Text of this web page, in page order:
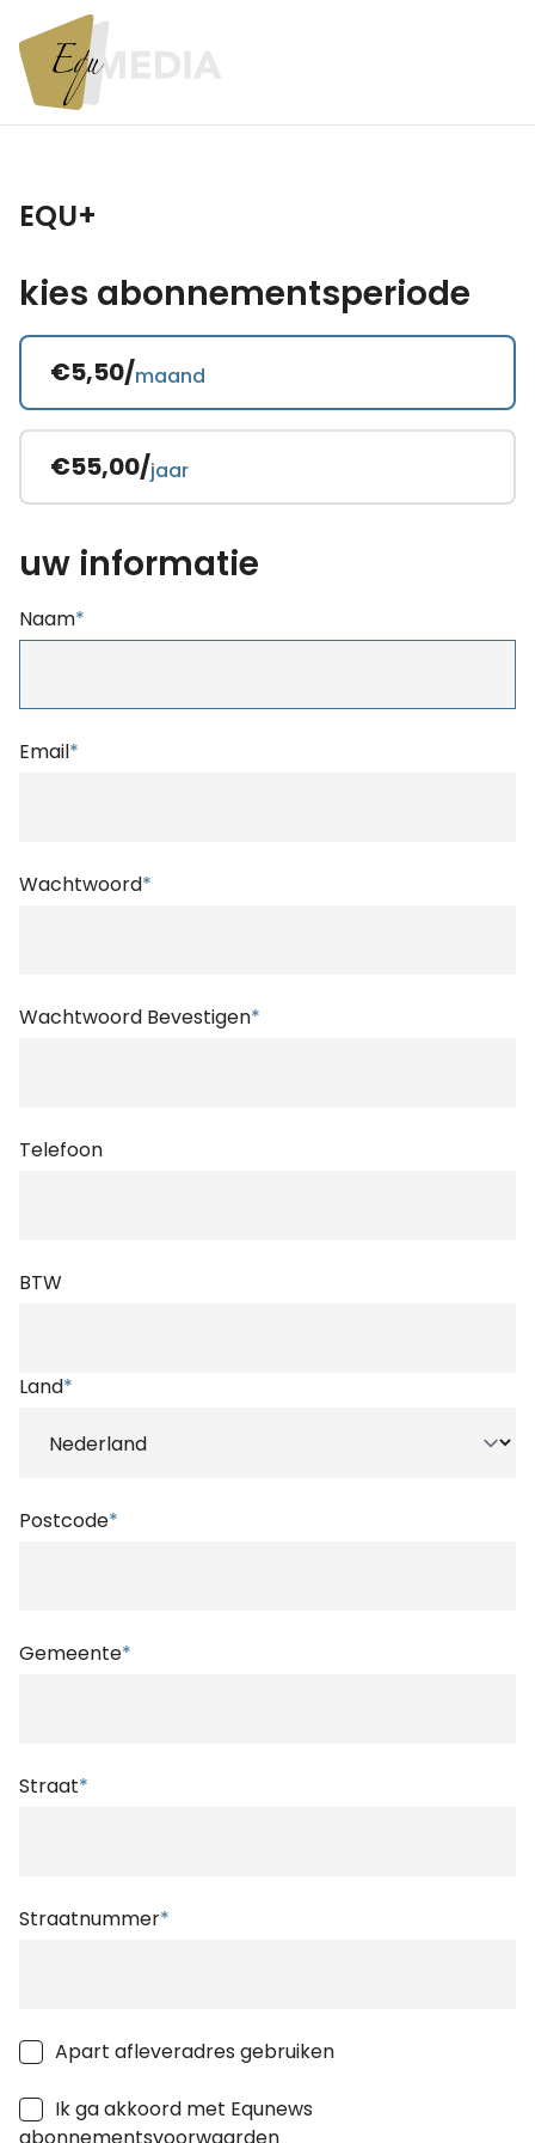
EQU+
kies abonnementsperiode
€5,50/maand
€55,00/jaar
uw informatie
Naam*
Email*
Wachtwoord*
Wachtwoord Bevestigen*
Telefoon
BTW
Land*
Postcode*
Gemeente*
Straat*
Straatnummer*
Apart afleveradres gebruiken
Ik ga akkoord met Equnews